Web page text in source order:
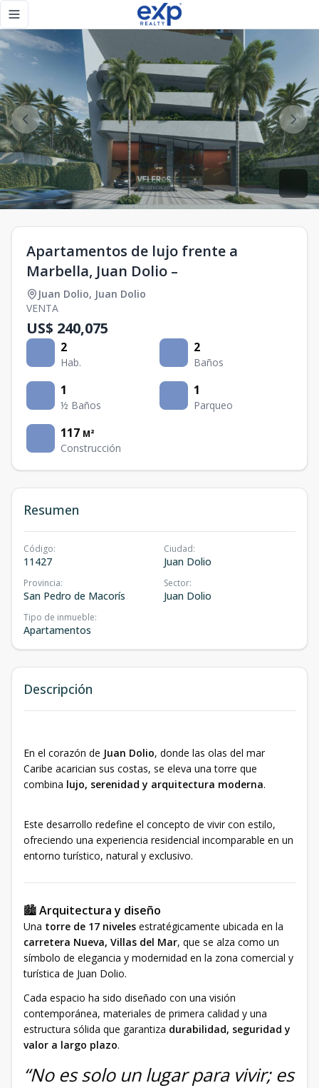
Toggle navigation menu
Apartamentos de lujo frente a
Marbella, Juan Dolio –
Juan Dolio, Juan Dolio
VENTA
US$ 240,075
2
Hab.
2
Baños
1
½ Baños
1
Parqueo
117 M²
Construcción
Resumen
Código:
11427
Ciudad:
Juan Dolio
Provincia:
San Pedro de Macorís
Sector:
Juan Dolio
Tipo de inmueble:
Apartamentos
Descripción
En el corazón de Juan Dolio, donde las olas del mar
Caribe acarician sus costas, se eleva una torre que
combina lujo, serenidad y arquitectura moderna.
Este desarrollo redefine el concepto de vivir con estilo,
ofreciendo una experiencia residencial incomparable en un
entorno turístico, natural y exclusivo.
🏙️Arquitectura y diseño
Una torre de 17 niveles estratégicamente ubicada en la
carretera Nueva, Villas del Mar, que se alza como un
símbolo de elegancia y modernidad en la zona comercial y
turística de Juan Dolio.
Cada espacio ha sido diseñado con una visión
contemporánea, materiales de primera calidad y una
estructura sólida que garantiza durabilidad, seguridad y
valor a largo plazo.
“No es solo un lugar para vivir; es
Apartamentos de lujo frente a Marbella, Juan Dolio – - eXp